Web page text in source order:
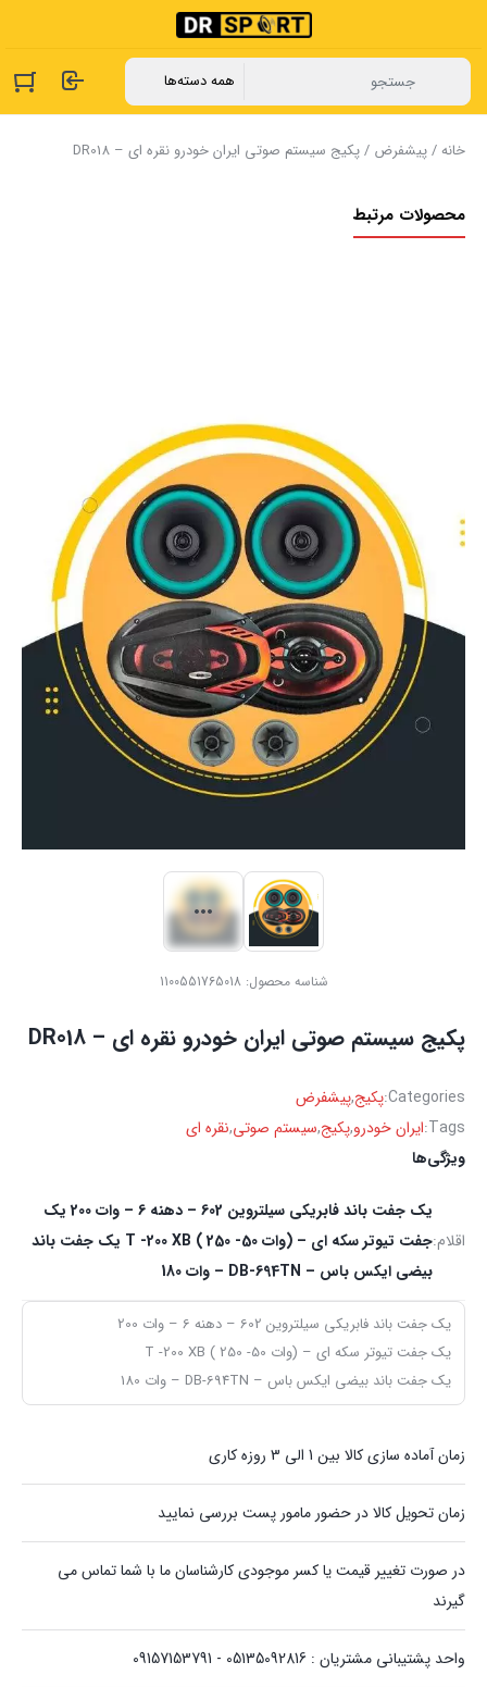
خانه/پیشفرض / پکیج سیستم صوتی ایران خودرو نقره ای – DR018
محصولات مرتبط
شناسه محصول:1100551765018
پکیج سیستم صوتی ایران خودرو نقره ای – DR018
Categories:پکیج,پیشفرض
Tags: ایران خودرو,پکیج,سیستم صوتی,نقره ای
ویژگی‌ها
اقلام:
یک جفت باند فابریکی سیلتروین 602 – دهنه 6 – وات 200 یک
جفت تیوتر سکه ای – (وات T -200 XB ( 250 -50 یک جفت باند
بیضی ایکس باس – DB-694TN – وات 180
یک جفت باند فابریکی سیلتروین 602 – دهنه 6 – وات 200
یک جفت تیوتر سکه ای – (وات T -200 XB ( 250 -50
یک جفت باند بیضی ایکس باس – DB-694TN – وات 180
زمان آماده سازی کالا بین 1 الی 3 روزه کاری
زمان تحویل کالا در حضور مامور پست بررسی نمایید
در صورت تغییر قیمت یا کسر موجودی کارشناسان ما با شما تماس می
گیرند
واحد پشتیبانی مشتریان : 05135092816 - 09157153791